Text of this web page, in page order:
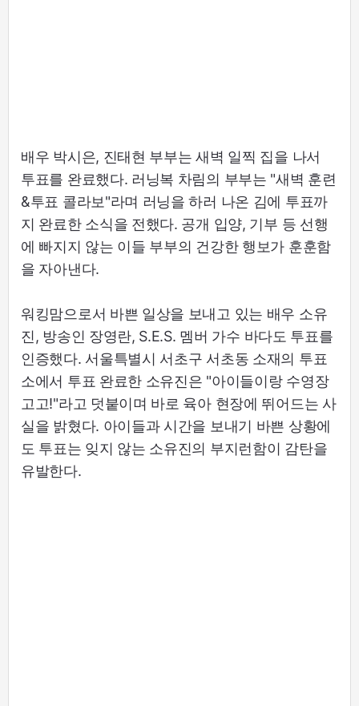
배우 박시은, 진태현 부부는 새벽 일찍 집을 나서
투표를 완료했다. 러닝복 차림의 부부는 "새벽 훈련
&투표 콜라보"라며 러닝을 하러 나온 김에 투표까
지 완료한 소식을 전했다. 공개 입양, 기부 등 선행
에 빠지지 않는 이들 부부의 건강한 행보가 훈훈함
을 자아낸다.
워킹맘으로서 바쁜 일상을 보내고 있는 배우 소유
진, 방송인 장영란, S.E.S. 멤버 가수 바다도 투표를
인증했다. 서울특별시 서초구 서초동 소재의 투표
소에서 투표 완료한 소유진은 "아이들이랑 수영장
고고!"라고 덧붙이며 바로 육아 현장에 뛰어드는 사
실을 밝혔다. 아이들과 시간을 보내기 바쁜 상황에
도 투표는 잊지 않는 소유진의 부지런함이 감탄을
유발한다.